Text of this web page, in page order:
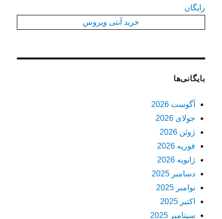
رایگان
خرید آنتی ویروس
بایگانی‌ها
آگوست 2026
جولای 2026
ژوئن 2026
فوریه 2026
ژانویه 2026
دسامبر 2025
نوامبر 2025
اکتبر 2025
سپتامبر 2025